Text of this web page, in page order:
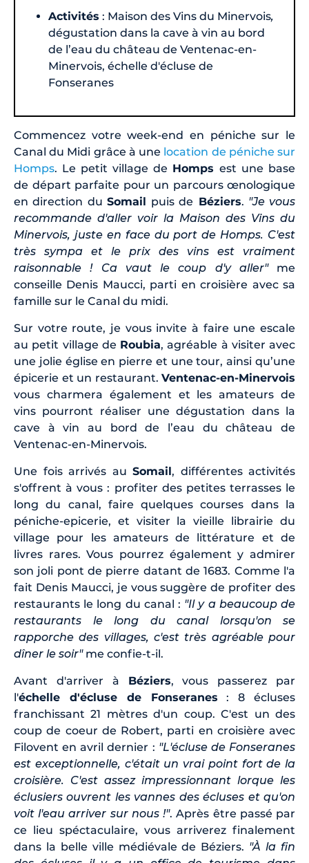
Activités : Maison des Vins du Minervois,
dégustation dans la cave à vin au bord
de l’eau du château de Ventenac-en-
Minervois, échelle d'écluse de
Fonseranes
Commencez votre week-end en péniche sur le
Canal du Midi grâce à une location de péniche sur
Homps. Le petit village de Hompsest une base
de départ parfaite pour un parcours œnologique
en direction du Somail puis de Béziers. "Je vous
recommande d'aller voir la Maison des Vins du
Minervois, juste en face du port de Homps. C'est
très sympa et le prix des vins est vraiment
raisonnable ! Ca vaut le coup d'y aller"me
conseille Denis Maucci, parti en croisière avec sa
famille sur le Canal du midi.
Sur votre route, je vous invite à faire une escale
au petit village de Roubia, agréable à visiter avec
une jolie église en pierre et une tour, ainsi qu’une
épicerie et un restaurant. Ventenac-en-Minervois
vous charmera également et les amateurs de
vins pourront réaliser une dégustation dans la
cave à vin au bord de l’eau du château de
Ventenac-en-Minervois.
Une fois arrivés au Somail, différentes activités
s'offrent à vous : profiter des petites terrasses le
long du canal, faire quelques courses dans la
péniche-epicerie, et visiter la vieille librairie du
village pour les amateurs de littérature et de
livres rares. Vous pourrez également y admirer
son joli pont de pierre datant de 1683. Comme l'a
fait Denis Maucci, je vous suggère de profiter des
restaurants le long du canal : "Il y a beaucoup de
restaurants le long du canal lorsqu'on se
rapporche des villages, c'est très agréable pour
dîner le soir" me confie-t-il.
Avant d'arriver à Béziers, vous passerez par
l'échelle d'écluse de Fonseranes : 8 écluses
franchissant 21 mètres d'un coup. C'est un des
coup de coeur de Robert, parti en croisière avec
Filovent en avril dernier : "L'écluse de Fonseranes
est exceptionnelle, c'était un vrai point fort de la
croisière. C'est assez impressionnant lorque les
éclusiers ouvrent les vannes des écluses et qu'on
voit l'eau arriver sur nous !". Après être passé par
ce lieu spéctaculaire, vous arriverez finalement
dans la belle ville médiévale de Béziers. "À la fin